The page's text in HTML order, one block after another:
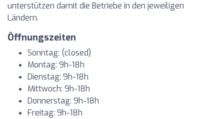
unterstützen damit die Betriebe in den jeweiligen
Ländern.
Öffnungszeiten
Sonntag: (closed)
Montag: 9h-18h
Dienstag: 9h-18h
Mittwoch: 9h-18h
Donnerstag: 9h-18h
Freitag: 9h-18h